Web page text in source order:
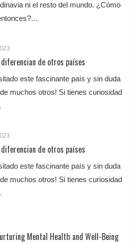
ni el resto del mundo. ¿Cómo
de otros países
este fascinante país y sin duda
muchos otros! Si tienes curiosidad
de otros países
este fascinante país y sin duda
muchos otros! Si tienes curiosidad
Mental Health and Well-Being